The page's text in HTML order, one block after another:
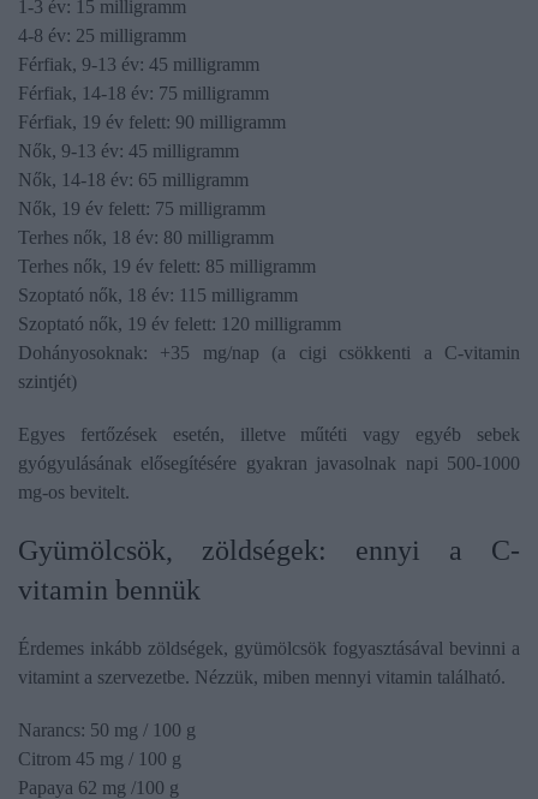
1-3 év: 15 milligramm
4-8 év: 25 milligramm
Férfiak, 9-13 év: 45 milligramm
Férfiak, 14-18 év: 75 milligramm
Férfiak, 19 év felett: 90 milligramm
Nők, 9-13 év: 45 milligramm
Nők, 14-18 év: 65 milligramm
Nők, 19 év felett: 75 milligramm
Terhes nők, 18 év: 80 milligramm
Terhes nők, 19 év felett: 85 milligramm
Szoptató nők, 18 év: 115 milligramm
Szoptató nők, 19 év felett: 120 milligramm
Dohányosoknak: +35 mg/nap (a cigi csökkenti a C-vitamin
szintjét)
Egyes fertőzések esetén, illetve műtéti vagy egyéb sebek
gyógyulásának elősegítésére gyakran javasolnak napi 500-1000
mg-os bevitelt.
Gyümölcsök, zöldségek: ennyi a C-
vitamin bennük
Érdemes inkább zöldségek, gyümölcsök fogyasztásával bevinni a
vitamint a szervezetbe. Nézzük, miben mennyi vitamin található.
Narancs: 50 mg / 100 g
Citrom 45 mg / 100 g
Papaya 62 mg /100 g